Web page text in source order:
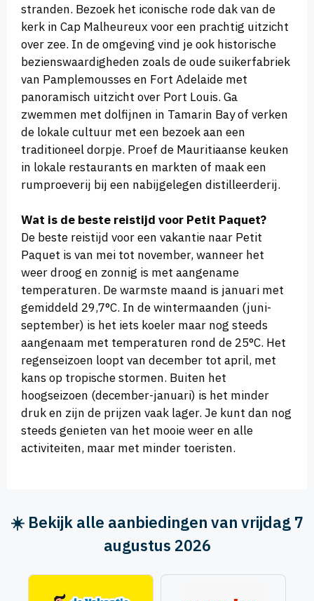
stranden. Bezoek het iconische rode dak van de
kerk in Cap Malheureux voor een prachtig uitzicht
over zee. In de omgeving vind je ook historische
bezienswaardigheden zoals de oude suikerfabriek
van Pamplemousses en Fort Adelaide met
panoramisch uitzicht over Port Louis. Ga
zwemmen met dolfijnen in Tamarin Bay of verken
de lokale cultuur met een bezoek aan een
traditioneel dorpje. Proef de Mauritiaanse keuken
in lokale restaurants en markten of maak een
rumproeverij bij een nabijgelegen distilleerderij.
Wat is de beste reistijd voor Petit Paquet?
De beste reistijd voor een vakantie naar Petit
Paquet is van mei tot november, wanneer het
weer droog en zonnig is met aangename
temperaturen. De warmste maand is januari met
gemiddeld 29,7°C. In de wintermaanden (juni-
september) is het iets koeler maar nog steeds
aangenaam met temperaturen rond de 25°C. Het
regenseizoen loopt van december tot april, met
kans op tropische stormen. Buiten het
hoogseizoen (december-januari) is het minder
druk en zijn de prijzen vaak lager. Je kunt dan nog
steeds genieten van het mooie weer en alle
activiteiten, maar met minder toeristen.
☀️ Bekijk alle aanbiedingen van vrijdag 7
augustus 2026